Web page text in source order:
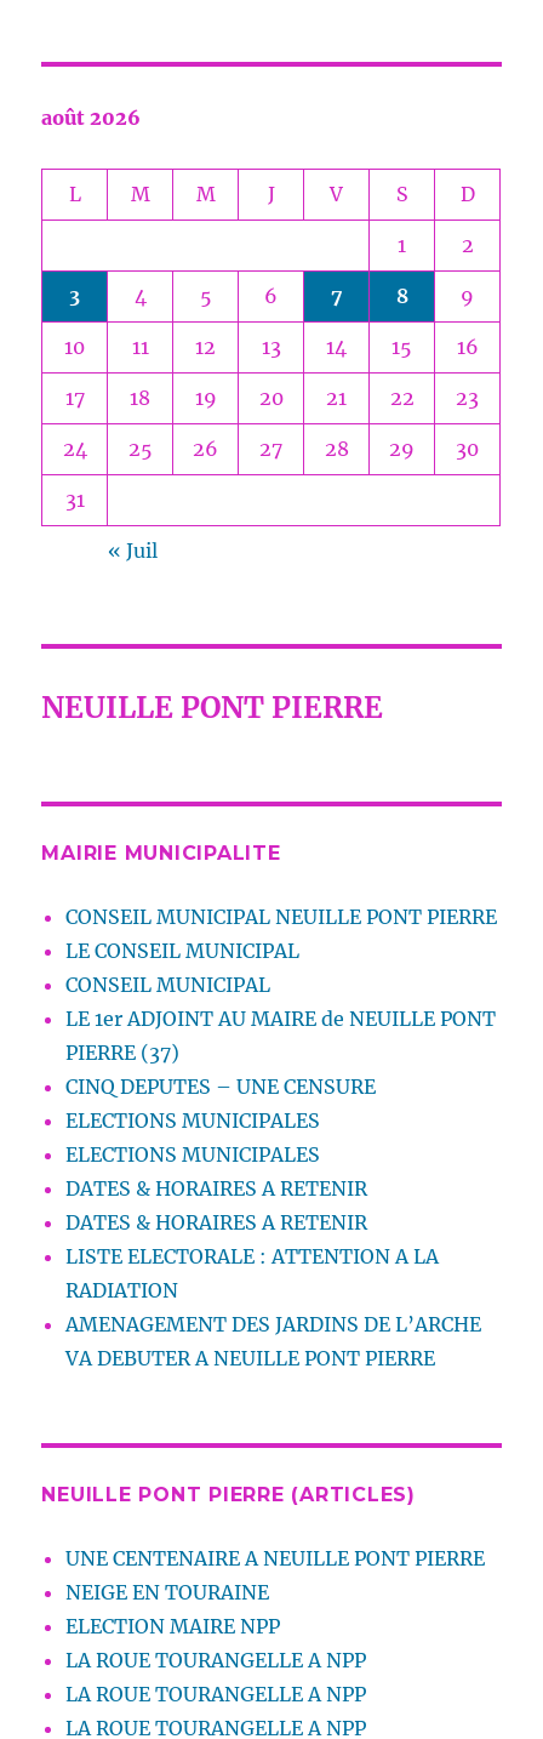
août 2026
L M M J V S D
1 2
3 4 5 6 7 8 9
10 11 12 13 14 15 16
17 18 19 20 21 22 23
24 25 26 27 28 29 30
31
« Juil
NEUILLE PONT PIERRE
MAIRIE MUNICIPALITE
CONSEIL MUNICIPAL NEUILLE PONT PIERRE
LE CONSEIL MUNICIPAL
CONSEIL MUNICIPAL
LE 1er ADJOINT AU MAIRE de NEUILLE PONT
PIERRE (37)
CINQ DEPUTES – UNE CENSURE
ELECTIONS MUNICIPALES
ELECTIONS MUNICIPALES
DATES & HORAIRES A RETENIR
DATES & HORAIRES A RETENIR
LISTE ELECTORALE : ATTENTION A LA
RADIATION
AMENAGEMENT DES JARDINS DE L’ARCHE
VA DEBUTER A NEUILLE PONT PIERRE
NEUILLE PONT PIERRE (ARTICLES)
UNE CENTENAIRE A NEUILLE PONT PIERRE
NEIGE EN TOURAINE
ELECTION MAIRE NPP
LA ROUE TOURANGELLE A NPP
LA ROUE TOURANGELLE A NPP
LA ROUE TOURANGELLE A NPP